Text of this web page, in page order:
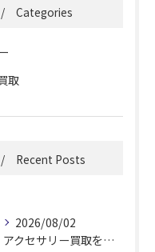
Categories
取
Recent Posts
2026/08/02
アクセサリー買取を実施する前に知っておきたい高価売却と安全な手続きのポイント